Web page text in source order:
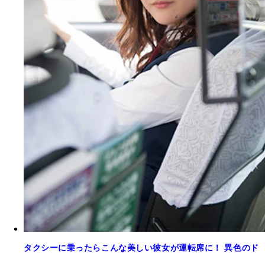
タクシーに乗ったらこんな美しい彼女が運転席に！ 異色のド